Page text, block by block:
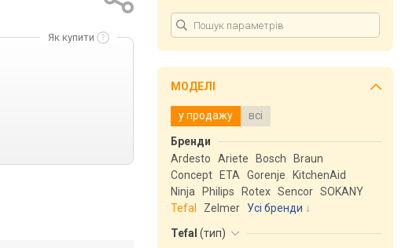
Як купити
МОДЕЛІ
у продажу всі
Бренди
Ardesto
Ariete Bosch
Braun
Concept
ETA Gorenje
KitchenAid
Ninja
Philips Rotex Sencor SOKANY
Tefal
Zelmer
Усі бренди
Tefal (тип)